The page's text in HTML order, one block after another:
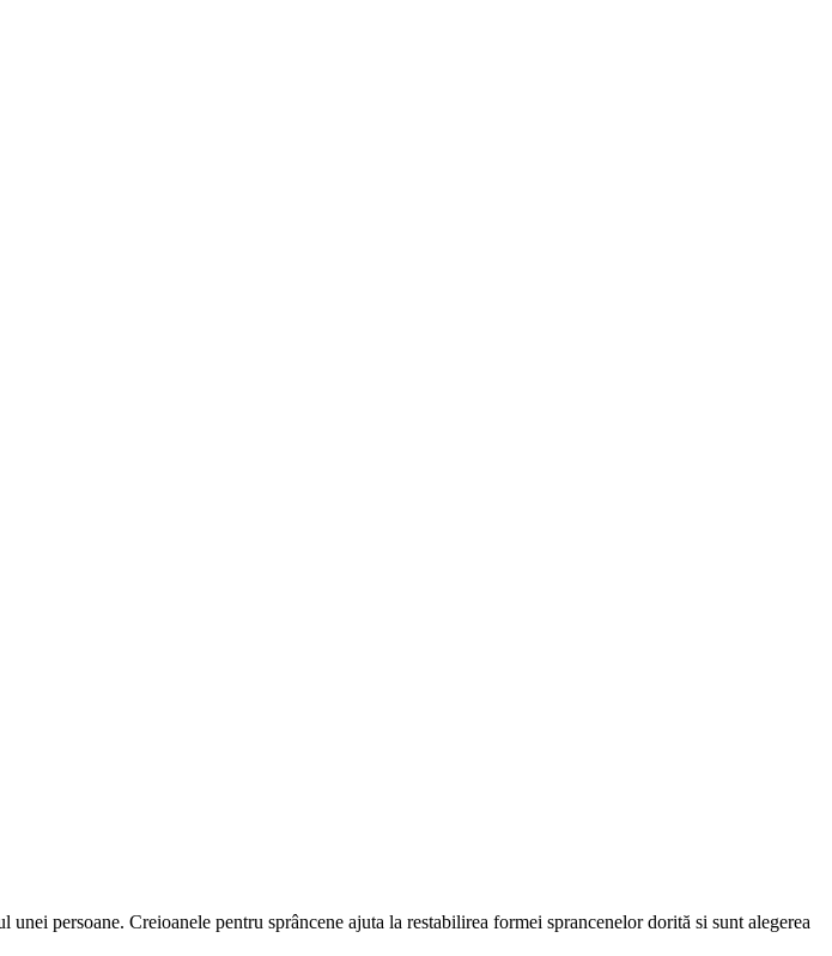
persoane. Creioanele pentru sprâncene ajuta la restabilirea formei sprancenelor dorită si sunt alegerea